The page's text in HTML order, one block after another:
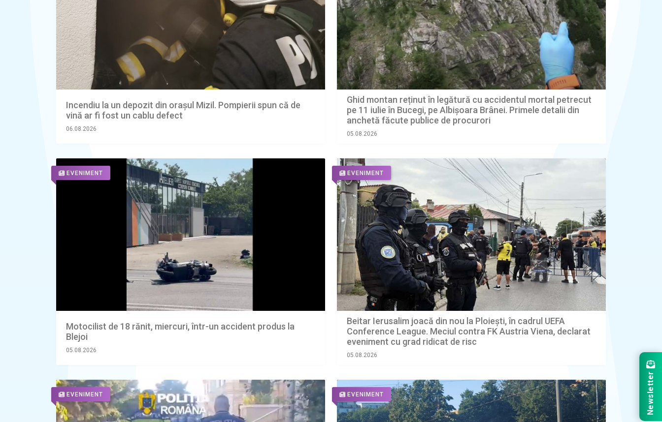
Incendiu la un depozit din orașul Mizil. Pompierii spun că de
vină ar fi fost un cablu defect
06.08.2026
Ghid montan reținut în legătură cu accidentul mortal petrecut
pe 11 iulie în Bucegi, pe Albișoara Brânei. Primele detalii din
anchetă făcute publice de procurori
05.08.2026
EVENIMENT
Motocilist de 18 rănit, miercuri, într-un accident produs la
Blejoi
05.08.2026
EVENIMENT
Beitar Ierusalim joacă din nou la Ploiești, în cadrul UEFA
Conference League. Meciul contra FK Austria Viena, declarat
eveniment cu grad ridicat de risc
05.08.2026
EVENIMENT EVENIMENT Newsletter